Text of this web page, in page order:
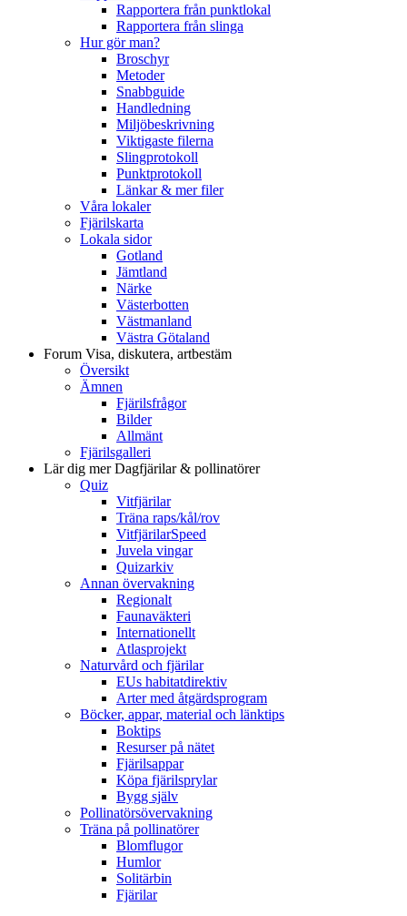
Rapportera från punktlokal
Rapportera från slinga
Hur gör man?
Broschyr
Metoder
Snabbguide
Handledning
Miljöbeskrivning
Viktigaste filerna
Slingprotokoll
Punktprotokoll
Länkar & mer filer
Våra lokaler
Fjärilskarta
Lokala sidor
Gotland
Jämtland
Närke
Västerbotten
Västmanland
Västra Götaland
Forum Visa, diskutera, artbestäm
Översikt
Ämnen
Fjärilsfrågor
Bilder
Allmänt
Fjärilsgalleri
Lär dig merDagfjärilar & pollinatörer
Quiz
Vitfjärilar
Träna raps/kål/rov
VitfjärilarSpeed
Juvela vingar
Quizarkiv
Annan övervakning
Regionalt
Faunaväkteri
Internationellt
Atlasprojekt
Naturvård och fjärilar
EUs habitatdirektiv
Arter med åtgärdsprogram
Böcker, appar, material och länktips
Boktips
Resurser på nätet
Fjärilsappar
Köpa fjärilsprylar
Bygg själv
Pollinatörsövervakning
Träna på pollinatörer
Blomflugor
Humlor
Solitärbin
Fjärilar